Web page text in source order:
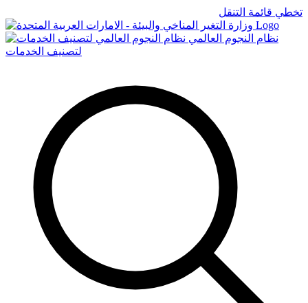
تخطي قائمة التنقل
Logo
نظام النجوم العالمي
لتصنيف الخدمات